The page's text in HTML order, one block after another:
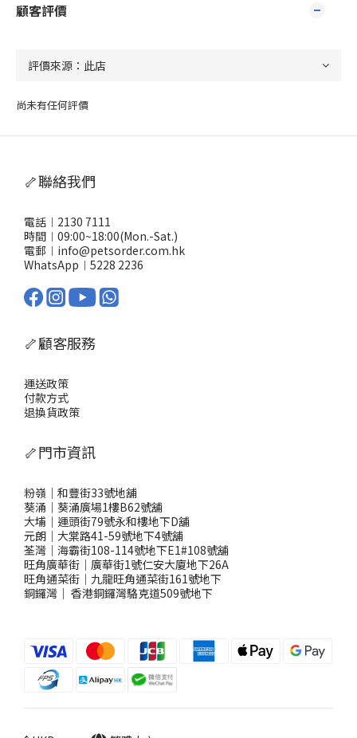
顧客評價
尚未有任何評價
🦴聯絡我們
電話︱2130 7111
時間︱09:00~18:00(Mon.-Sat.)
電郵︱info@petsorder.com.hk
WhatsApp︱ 5228 2236
🦴顧客服務
運送政策
付款方式
退換貨政策
🦴門市資訊
粉嶺｜和豐街33號地舖
葵涌｜葵涌廣場1樓B62號舖
大埔｜運頭街79號永和樓地下D舖
元朗｜大棠路41-59號地下4號舖
荃灣｜海霸街108-114號地下E1#108號舖
旺角廣華街｜廣華街1號仁安大廈地下26A
旺角通菜街｜九龍旺角通菜街161號地下
銅鑼灣 ｜ 香港銅鑼灣駱克道509號地下